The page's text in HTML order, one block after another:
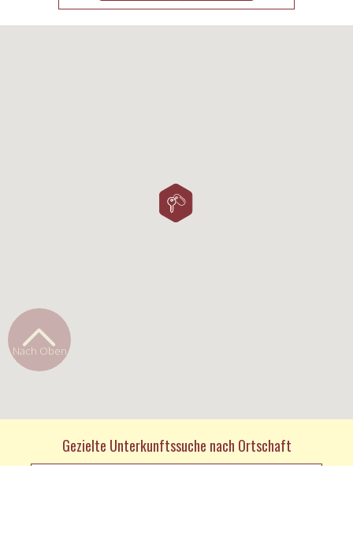
Gezielte Unterkunftssuche nach Ortschaft
Nach Oben